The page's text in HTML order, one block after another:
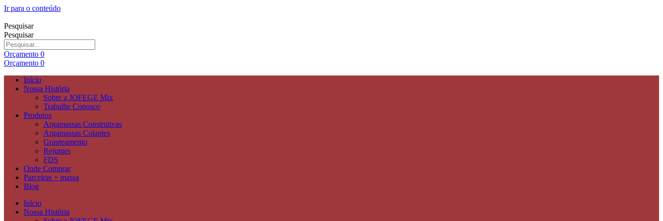
Ir para o conteúdo
Pesquisar
Pesquisar
Orçamento 0
Orçamento 0
Início
Nossa História
Sobre a JOFEGE Mix
Trabalhe Conosco
Produtos
Argamassas Construtivas
Argamassas Colantes
Grauteamento
Rejuntes
FDS
Onde Comprar
Parceiras + massa
Blog
Início
Nossa História